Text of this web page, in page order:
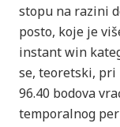
stopu na razini
posto, koje je
instant win
se, teoretski, pri
96.40 bodova
temporalnog